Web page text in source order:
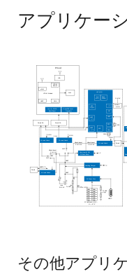
アプリケー
その他アプリ